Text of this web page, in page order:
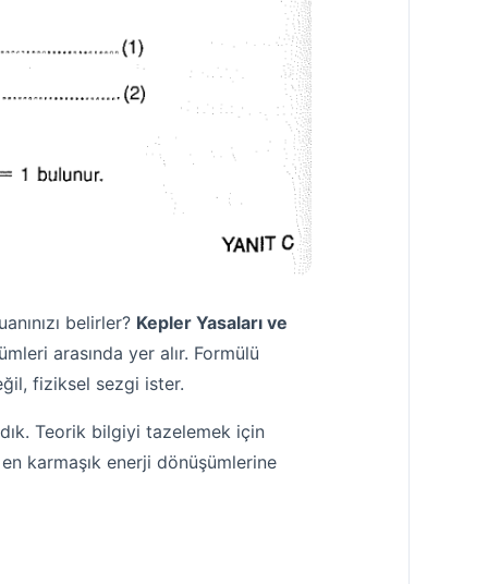
belirler? Kepler Yasaları ve
arasında yer alır. Formülü
fiziksel sezgi ister.
Teorik bilgiyi tazelemek için
karmaşık enerji dönüşümlerine